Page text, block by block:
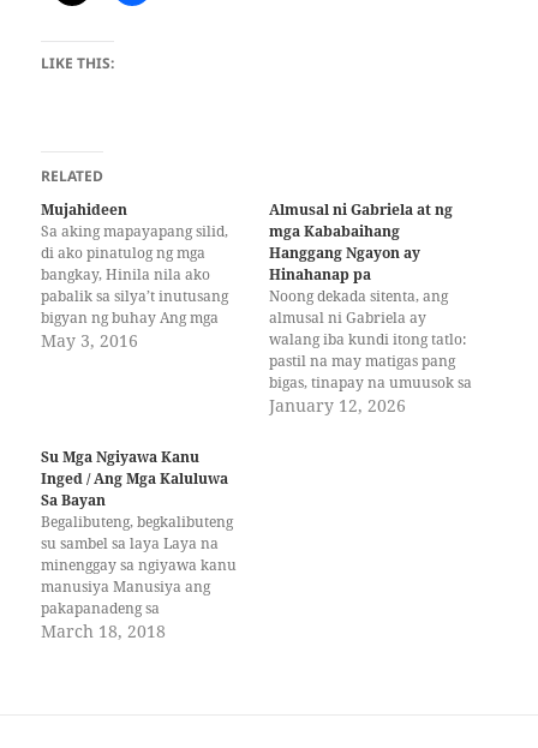
LIKE THIS:
RELATED
Mujahideen
Sa aking mapayapang silid,
di ako pinatulog ng mga
bangkay, Hinila nila ako
pabalik sa silya’t inutusang
bigyan ng buhay Ang mga
titik, tumirik mga mata,
ng imahinasyon at gunita, Di
kayang makalimot sa…
May 3, 2016
Almusal ni Gabriela at ng
mga Kababaihang
Hanggang Ngayon ay
Hinahanap pa
Noong dekada sitenta, ang
almusal ni Gabriela ay
walang iba kundi itong tatlo:
pastil na may matigas pang
bigas, tinapay na umuusok sa
init na para bang sigarilyo, at
January 12, 2026
Su Mga Ngiyawa Kanu
Inged / Ang Mga Kaluluwa
Sa Bayan
Begalibuteng, begkalibuteng
su sambel sa laya Laya na
minenggay sa ngiyawa kanu
manusiya Manusiya ang
pakapanadeng sa
kambayabaya Kambayaya
March 18, 2018